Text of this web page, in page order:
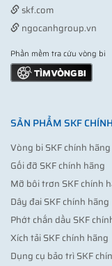
skf.com
ngocanhgroup.vn
Phần mềm tra cứu vòng bi
SẢN PHẨM SKF
Vòng bi SKF chính hãng
Gối đỡ SKF chính hãng
Mỡ bôi trơn SKF chính
Dây đai SKF chính hãng
Phớt chắn dầu SKF
Xích tải SKF chính hãng
Dụng cụ bảo trì SKF